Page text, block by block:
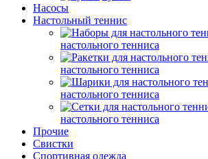
Насосы
Настольный теннис
настольного тенниса
настольного тенниса
настольного тенниса
настольного тенниса
Прочие
Свистки
Спортивная одежда